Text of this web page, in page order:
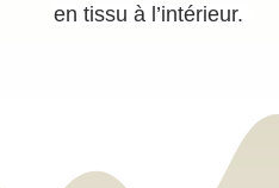
en tissu à l’intérieur.